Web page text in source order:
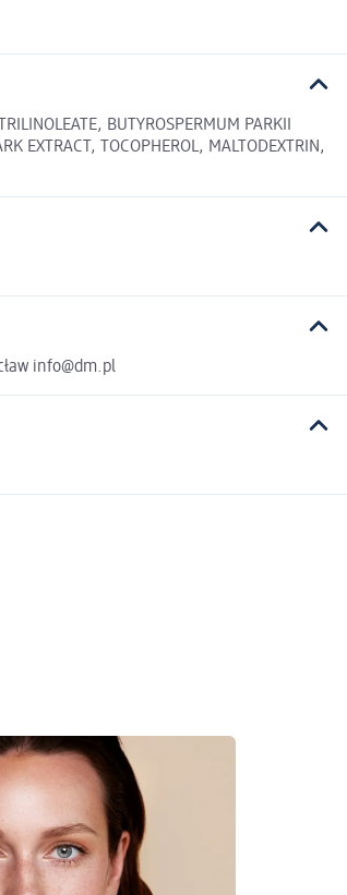
BUTYROSPERMUM PARKII
EXTRACT, TOCOPHEROL, MALTODEXTRIN,
info@dm.pl